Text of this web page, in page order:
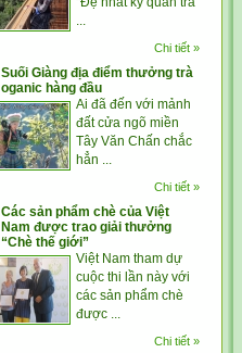
...
Chi tiết »
Suối Giàng địa điểm thưởng trà
oganic hàng đầu
Ai đã đến với mảnh
đất cửa ngõ miền
Tây Văn Chấn chắc
hẳn ...
Chi tiết »
Các sản phẩm chè của Việt
Nam được trao giải thưởng
“Chè thế giới”
Việt Nam tham dự
cuộc thi lần này với
các sản phẩm chè
được ...
Chi tiết »